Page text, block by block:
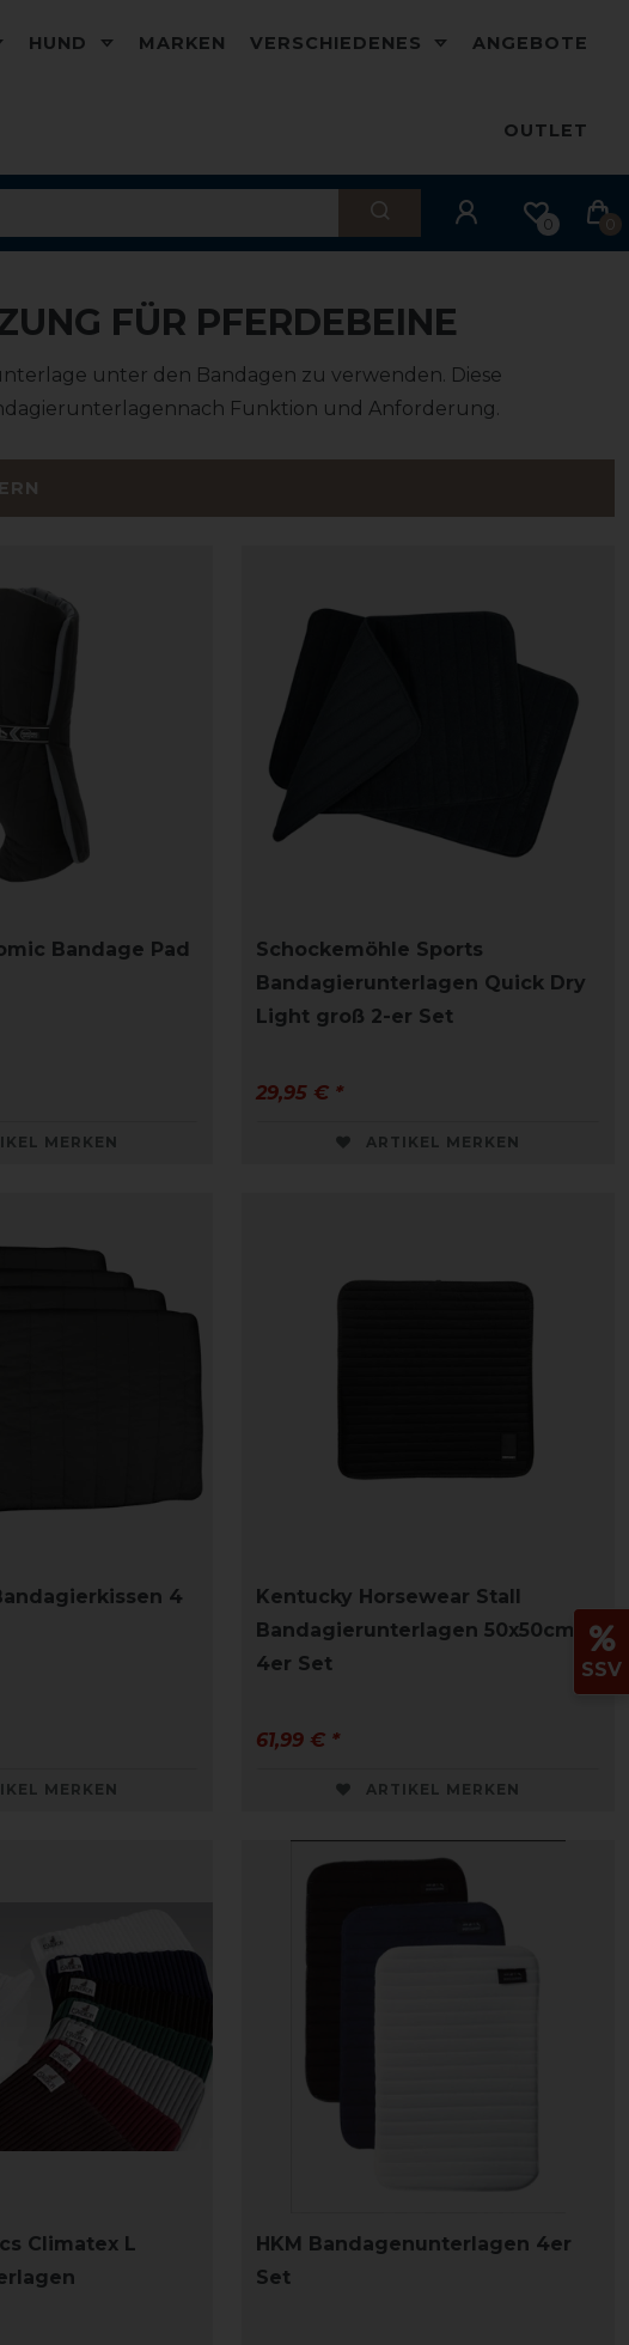
HUND MARKEN VERSCHIEDENES ANGEBOTE
OUTLET
0 0
FÜR PFERDEBEINE
unter den Bandagen zu verwenden. Diese
nach Funktion und Anforderung.
Bandage Pad
MERKEN
Schockemöhle Sports
Bandagierunterlagen Quick Dry
Light groß 2-er Set
29,95 € *
ARTIKEL MERKEN
4
MERKEN
Kentucky Horsewear Stall
Bandagierunterlagen 50x50cm
4er Set
61,99 € *
ARTIKEL MERKEN
Climatex L
HKM Bandagenunterlagen 4er
Set
SSV